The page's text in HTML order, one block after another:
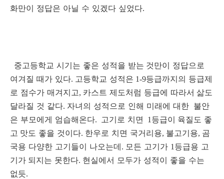
화만이 정답은 아닐 수 있겠다 싶었다.
중고등학교 시기는 좋은 성적을 받는 것만이 정답으로
여겨질 때가 있다. 고등학교 성적은 1-9등급까지의 등급제
로 점수가 매겨지고, 카스트 제도처럼 등급에 따라서 삶도
달라질 것 같다. 자녀의 성적으로 인해 미래에 대한 불안
은 부모에게 엄습해온다. 고기로 치면 1 등급이 육질도 좋
고 맛도 좋을 것이다. 한우로 치면 국거리용, 불고기용, 곰
국용 다양한 고기들이 나오는데. 모든 고기가 1 등급용 고
기가 되지는 못한다. 현실에서 모두가 성적이 좋을 수는
없듯.